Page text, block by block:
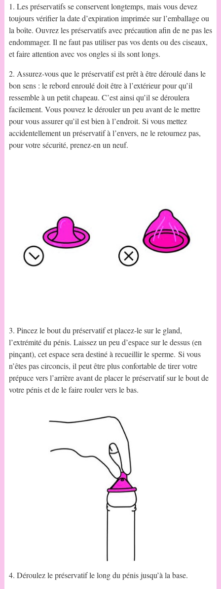
1. Les préservatifs se conservent longtemps, mais vous devez
toujours vérifier la date d’expiration imprimée sur l’emballage ou
la boîte. Ouvrez les préservatifs avec précaution afin de ne pas les
endommager. Il ne faut pas utiliser pas vos dents ou des ciseaux,
et faire attention avec vos ongles si ils sont longs.
2. Assurez-vous que le préservatif est prêt à être déroulé dans le
bon sens : le rebord enroulé doit être à l’extérieur pour qu’il
ressemble à un petit chapeau. C’est ainsi qu’il se déroulera
facilement. Vous pouvez le dérouler un peu avant de le mettre
pour vous assurer qu’il est bien à l’endroit. Si vous mettez
accidentellement un préservatif à l’envers, ne le retournez pas,
pour votre sécurité, prenez-en un neuf.
3. Pincez le bout du préservatif et placez-le sur le gland,
l’extrémité du pénis. Laissez un peu d’espace sur le dessus (en
pinçant), cet espace sera destiné à recueillir le sperme. Si vous
n’êtes pas circoncis, il peut être plus confortable de tirer votre
prépuce vers l’arrière avant de placer le préservatif sur le bout de
votre pénis et de le faire rouler vers le bas.
4. Déroulez le préservatif le long du pénis jusqu’à la base.